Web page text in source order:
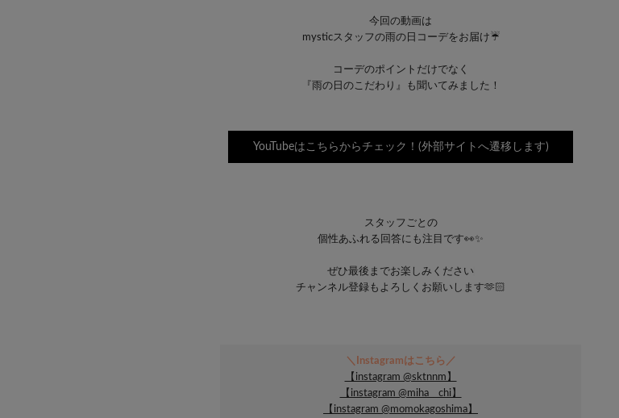
今回の動画は
mysticスタッフの雨の日コーデをお届け☔️
コーデのポイントだけでなく
『雨の日のこだわり』も聞いてみました！
YouTubeはこちらからチェック！(外部サイトへ遷移します)
スタッフごとの
個性あふれる回答にも注目です👀✨
ぜひ最後までお楽しみください♩
チャンネル登録もよろしくお願いします🫶🏻
＼Instagramはこちら／
【instagram @sktnnm】
【instagram @miha__chi】
【instagram @momokagoshima】